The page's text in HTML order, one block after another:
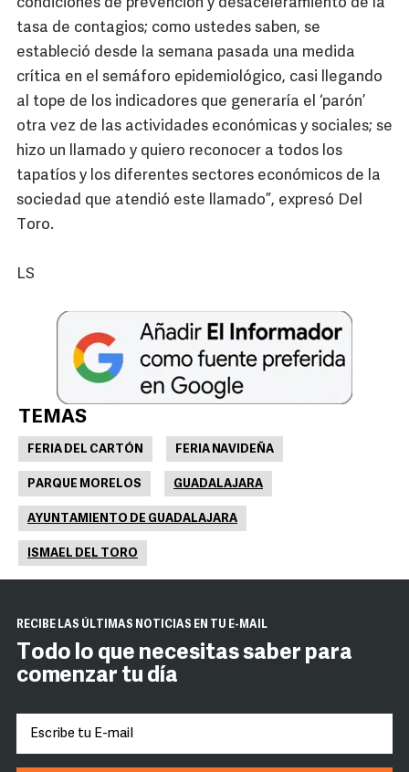
condiciones de prevención y desaceleramiento de la
tasa de contagios; como ustedes saben, se
estableció desde la semana pasada una medida
crítica en el semáforo epidemiológico, casi llegando
al tope de los indicadores que generaría el ‘parón’
otra vez de las actividades económicas y sociales; se
hizo un llamado y quiero reconocer a todos los
tapatíos y los diferentes sectores económicos de la
sociedad que atendió este llamado”, expresó Del
Toro.
LS
TEMAS
FERIA DEL CARTÓN FERIA NAVIDEÑA
PARQUE MORELOS GUADALAJARA
AYUNTAMIENTO DE GUADALAJARA
ISMAEL DEL TORO
RECIBE LAS ÚLTIMAS NOTICIAS EN TU E-MAIL
Todo lo que necesitas saber para
comenzar tu día